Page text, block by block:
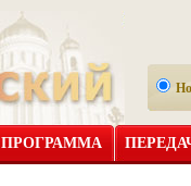
ПРОГРАММА